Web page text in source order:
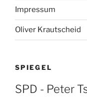
Impressum
Oliver Krautscheid
SPIEGEL
SPD - Peter